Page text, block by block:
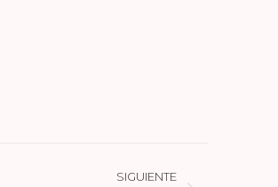
SIGUIENTE